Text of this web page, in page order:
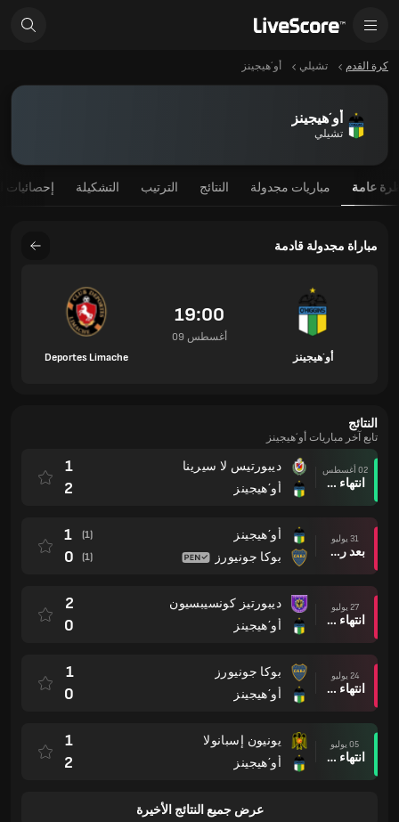
كرة القدم تشيلي أو´هيجينز
أو´هيجينز
تشيلي
عامة مباريات مجدولة النتائج الترتيب التشكيلة إحصائيات
مباراة مجدولة قادمة
أو´هيجينز
19:00
09 أغسطس
Deportes Limache
النتائج
تابع آخر مباريات أو´هيجينز
02 أغسطس
انتهاء وقت المباراة
ديبورتيس لا سيرينا
أو´هيجينز
1
2
31 يوليو
بعد ركلات الترجيح
أو´هيجينز
بوكا جونيورز
(1)
1
(1)
0
27 يوليو
انتهاء وقت المباراة
ديبورتيز كونسيبسيون
أو´هيجينز
2
0
24 يوليو
انتهاء وقت المباراة
بوكا جونيورز
أو´هيجينز
1
0
05 يوليو
انتهاء وقت المباراة
يونيون إسبانولا
أو´هيجينز
1
2
عرض جميع النتائج الأخيرة